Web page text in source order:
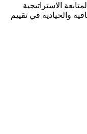
المرصد هو آلية مستقلة أطلقت عام 2017 لمتابعة الاستراتيجية
وضمان الشفافية والحيادية في تقييم